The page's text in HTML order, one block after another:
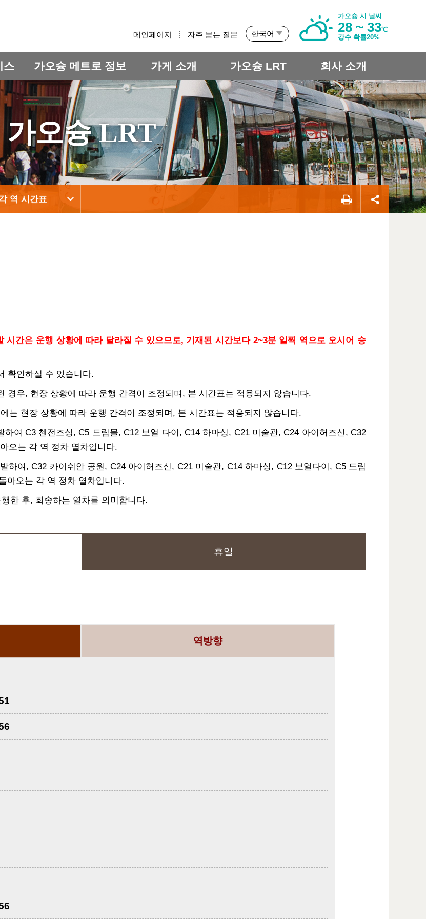
메인페이지 자주 묻는 질문 한국어
가오슝 시 날씨
28 ~ 33℃
강수 확률20%
스 가오슝 메트로 정보 가게 소개 가오슝 LRT 회사 소개
가오슝 LRT
역 시간표
시간은 운행 상황에 따라 달라질 수 있으므로, 기재된 시간보다 2~3분 일찍 역으로 오시어 승
확인하실 수 있습니다.
경우, 현장 상황에 따라 운행 간격이 조정되며, 본 시간표는 적용되지 않습니다.
는 현장 상황에 따라 운행 간격이 조정되며, 본 시간표는 적용되지 않습니다.
여 C3 첸전즈싱, C5 드림몰, C12 보얼 다이, C14 하마싱, C21 미술관, C24 아이허즈신, C32
오는 각 역 정차 열차입니다.
하여, C32 카이쉬안 공원, C24 아이허즈신, C21 미술관, C14 하마싱, C12 보얼다이, C5 드림
아오는 각 역 정차 열차입니다.
한 후, 회송하는 열차를 의미합니다.
휴일
역방향